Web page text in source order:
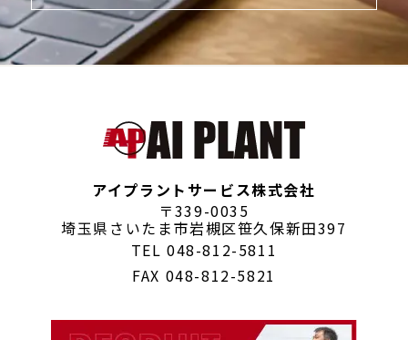
アイプラントサービス株式会社
〒339-0035
埼玉県さいたま市岩槻区笹久保新田397
TEL048-812-5811
FAX 048-812-5821